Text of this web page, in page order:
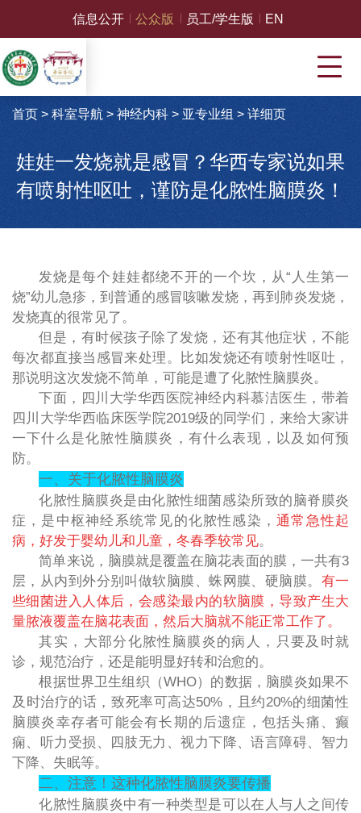
信息公开 公众版 员工/学生版 EN
首页 > 科室导航> 神经内科> 亚专业组 > 详细页
娃娃一发烧就是感冒？华西专家说如果
有喷射性呕吐，谨防是化脓性脑膜炎！
发烧是每个娃娃都绕不开的一个坎，从“人生第一
烧”幼儿急疹，到普通的感冒咳嗽发烧，再到肺炎发烧，
发烧真的很常见了。
但是，有时候孩子除了发烧，还有其他症状，不能
每次都直接当感冒来处理。比如发烧还有喷射性呕吐，
那说明这次发烧不简单，可能是遭了化脓性脑膜炎。
下面，四川大学华西医院神经内科慕洁医生，带着
四川大学华西临床医学院2019级的同学们，来给大家讲
一下什么是化脓性脑膜炎，有什么表现，以及如何预
防。
一、关于化脓性脑膜炎
化脓性脑膜炎是由化脓性细菌感染所致的脑脊膜炎
症，是中枢神经系统常见的化脓性感染，通常急性起
病，好发于婴幼儿和儿童，冬春季较常见。
简单来说，脑膜就是覆盖在脑花表面的膜，一共有3
层，从内到外分别叫做软脑膜、蛛网膜、硬脑膜。 有一
些细菌进入人体后，会感染最内的软脑膜，导致产生大
量脓液覆盖在脑花表面，然后大脑就不能正常工作了。
其实，大部分化脓性脑膜炎的病人，只要及时就
诊，规范治疗，还是能明显好转和治愈的。
根据世界卫生组织（WHO）的数据，脑膜炎如果不
及时治疗的话，致死率可高达50%，且约20%的细菌性
脑膜炎幸存者可能会有长期的后遗症，包括头痛、癫
痫、听力受损、四肢无力、视力下降、语言障碍、智力
下降、失眠等。
二、注意！这种化脓性脑膜炎要传播
化脓性脑膜炎中有一种类型是可以在人与人之间传